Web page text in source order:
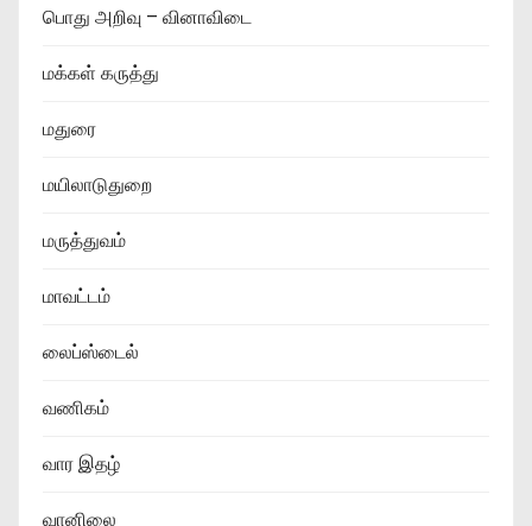
பொது அறிவு – வினாவிடை
மக்கள் கருத்து
மதுரை
மயிலாடுதுறை
மருத்துவம்
மாவட்டம்
லைப்ஸ்டைல்
வணிகம்
வார இதழ்
வானிலை